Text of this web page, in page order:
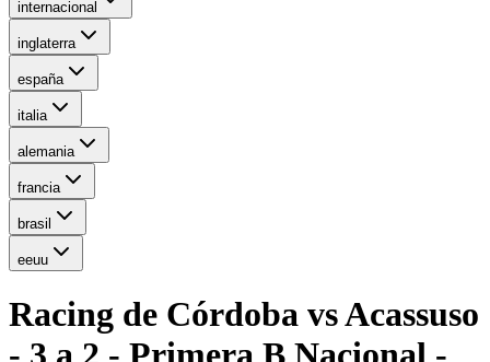
internacional
inglaterra
españa
italia
alemania
francia
brasil
eeuu
Racing de Córdoba vsAcassuso